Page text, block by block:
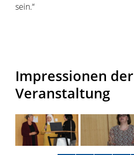
sein.“
Impressionen der
Veranstaltung